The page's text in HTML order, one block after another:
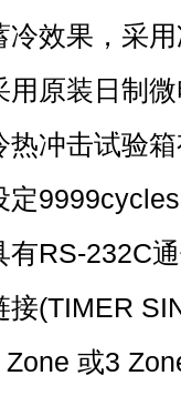
冷效果，采
用原装日制微
热冲击试验箱
定
有RS-232C通
接(TIMER
Zone 或3